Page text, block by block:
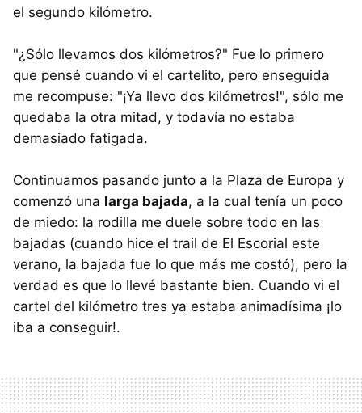
el segundo kilómetro.
"¿Sólo llevamos dos kilómetros?" Fue lo primero
que pensé cuando vi el cartelito, pero enseguida
me recompuse: "¡Ya llevo dos kilómetros!", sólo me
quedaba la otra mitad, y todavía no estaba
demasiado fatigada.
Continuamos pasando junto a la Plaza de Europa y
comenzó una larga bajada, a la cual tenía un poco
de miedo: la rodilla me duele sobre todo en las
bajadas (cuando hice el trail de El Escorial este
verano, la bajada fue lo que más me costó), pero la
verdad es que lo llevé bastante bien. Cuando vi el
cartel del kilómetro tres ya estaba animadísima ¡lo
iba a conseguir!.